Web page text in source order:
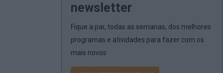
newsletter
Fique a par, todas as semanas, dos melhores
programas e atividades para fazer com os
mais novos